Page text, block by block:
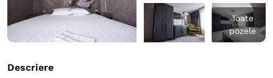
Toate
pozele
Descriere